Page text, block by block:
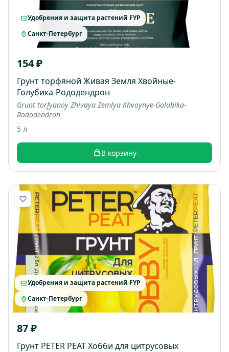
Удобрения и защита растений FYP
Санкт-Петербург
154 ₽
Грунт торфяной Живая Земля Хвойные-
Голубика-Рододендрон
Grunt torfyanoy Zhivaya Zemlya Khvoynye-Golubika-
Rododendron
5 л
В корзину
Удобрения и защита растений FYP
Санкт-Петербург
87 ₽
Грунт PETER PEAT Хобби для цитрусовых